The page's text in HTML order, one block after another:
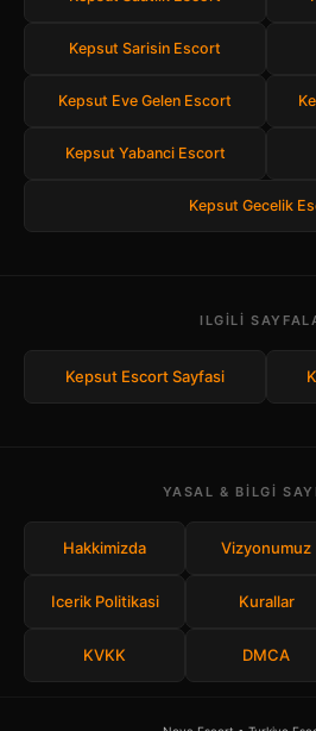
Kepsut Sarisin Escort
Kepsut Eve Gelen Escort
Kepsut Yabanci Escort
Kepsut Gecelik
ILGILI
Kepsut Escort Sayfasi
YASAL & BILGI
Hakkimizda Vizyonumuz
Icerik Politikasi Kurallar
KVKK DMCA